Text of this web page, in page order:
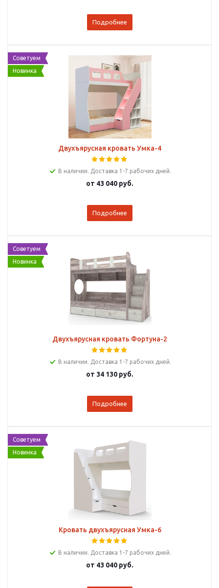
Подробнее
Советуем
Новинка
Двухъярусная кровать Умка-4
В наличии. Доставка 1-7 рабочих дней.
от 43 040 руб.
Подробнее
Советуем
Новинка
Двухъярусная кровать Фортуна-2
В наличии. Доставка 1-7 рабочих дней.
от 34 130 руб.
Подробнее
Советуем
Новинка
Кровать двухъярусная Умка-6
В наличии. Доставка 1-7 рабочих дней.
от 43 040 руб.